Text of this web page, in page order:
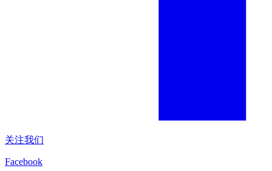
关注我们
Facebook